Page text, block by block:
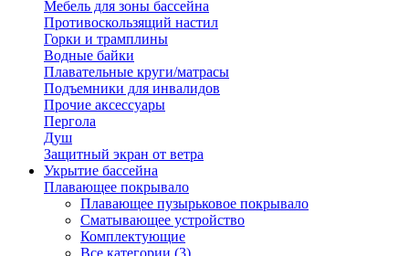
Мебель для зоны бассейна
Противоскользящий настил
Горки и трамплины
Водные байки
Плавательные круги/матрасы
Подъемники для инвалидов
Прочие аксессуары
Пергола
Душ
Защитный экран от ветра
Укрытие бассейна
Плавающее покрывало
Плавающее пузырьковое покрывало
Сматывающее устройство
Комплектующие
Все категории (3)